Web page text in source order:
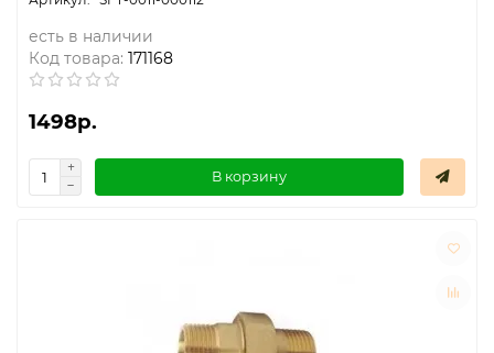
есть в наличии
Код товара: 171168
1498р.
В корзину